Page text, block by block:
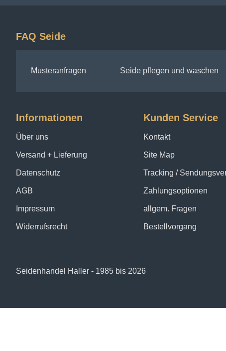
FAQ Seide
Musteranfragen Seide pflegen und waschen
Informationen
Über uns
Versand + Lieferung
Datenschutz
AGB
Impressum
Widerrufsrecht
Kunden Service
Kontakt
Site Map
Tracking /
Zahlungsoptionen
allgem. Fragen
Bestellvorgang
Seidenhandel Haller - 1985 bis 2026